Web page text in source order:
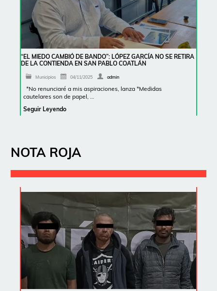
“EL MIEDO CAMBIÓ DE BANDO”: LÓPEZ GARCÍA NO SE RETIRA
DE LA CONTIENDA EN SAN PABLO COATLÁN
Municipios 04/11/2025 admin
*No renunciaré a mis aspiraciones, lanza *Medidas
cautelares son de papel, …
Seguir Leyendo
NOTA ROJA